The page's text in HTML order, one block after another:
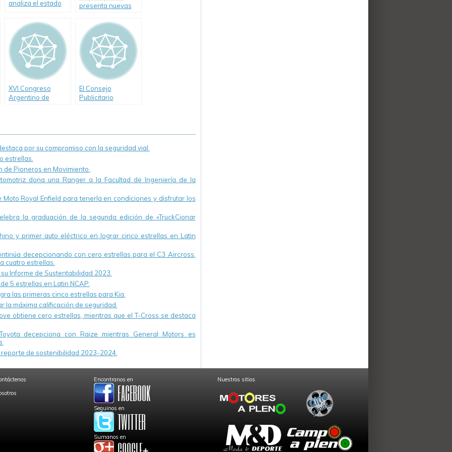
analiza el estado
presenta nuevas
el país
XVI Congreso
Argentino de
Córdoba-
El Consejo
Publicitario
«Juntos podemos
por su compromiso con la seguridad vial.
estrellas.
Pioneros en Movimiento.
dona una Ranger a la Facultad de Ingeniería de la
Royal Enfield para tenerla en condiciones y disfrutar los
la graduación de la segunda edición de «TruckCionar
y primer auto eléctrico en lograr cinco estrellas en Latin
decepcionando con cero estrellas para el C3 Aircross.
cuatro estrellas.
Informe de Sustentabilidad 2023.
5 estrellas en Latin NCAP.
las primeras cinco estrellas para Kia.
la máxima calificación de seguridad.
obtiene cero estrellas, mientras que el T-Cross se destaca
decepciona con Raize mientras General Motors es
de sostenibilidad 2023-2024.
Encontranos en
Seguinos en
Sumanos en
Nuestros sitios